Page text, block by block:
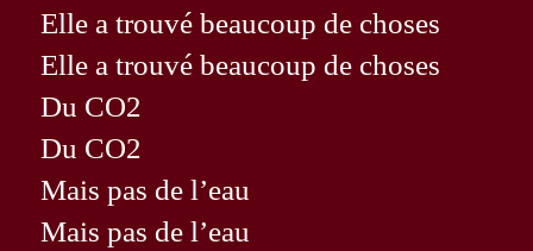
Elle a trouvé beaucoup de choses
Elle a trouvé beaucoup de choses
Du CO2
Du CO2
Mais pas de l’eau
Mais pas de l’eau